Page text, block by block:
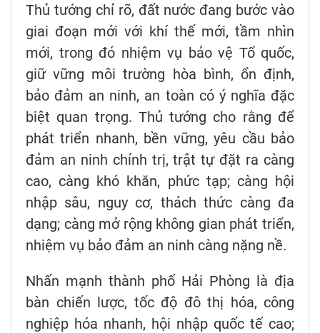
Thủ tướng chỉ rõ, đất nước đang bước vào
giai đoạn mới với khí thế mới, tầm nhìn
mới, trong đó nhiệm vụ bảo vệ Tổ quốc,
giữ vững môi trường hòa bình, ổn định,
bảo đảm an ninh, an toàn có ý nghĩa đặc
biệt quan trọng. Thủ tướng cho rằng để
phát triển nhanh, bền vững, yêu cầu bảo
đảm an ninh chính trị, trật tự đặt ra càng
cao, càng khó khăn, phức tạp; càng hội
nhập sâu, nguy cơ, thách thức càng đa
dạng; càng mở rộng không gian phát triển,
nhiệm vụ bảo đảm an ninh càng nặng nề.
Nhấn mạnh thành phố Hải Phòng là địa
bàn chiến lược, tốc độ đô thị hóa, công
nghiệp hóa nhanh, hội nhập quốc tế cao;